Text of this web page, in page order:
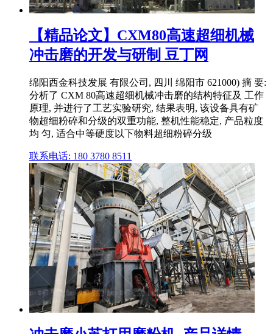
【精品论文】CXM80高速超细机械
冲击磨的开发与研制 豆丁网
绵阳西金科技发展 有限公司, 四川 绵阳市 621000) 摘 要:
分析了 CXM 80高速超细机械冲击磨的结构特征及 工作
原理, 并进行了工艺实验研究, 结果表明, 该设备具有矿
物超细粉碎和分级的双重功能, 整机性能稳定, 产品粒度
均 匀, 适合中等硬度以下物料超细粉碎分级
联系电话: 180 3780 8511